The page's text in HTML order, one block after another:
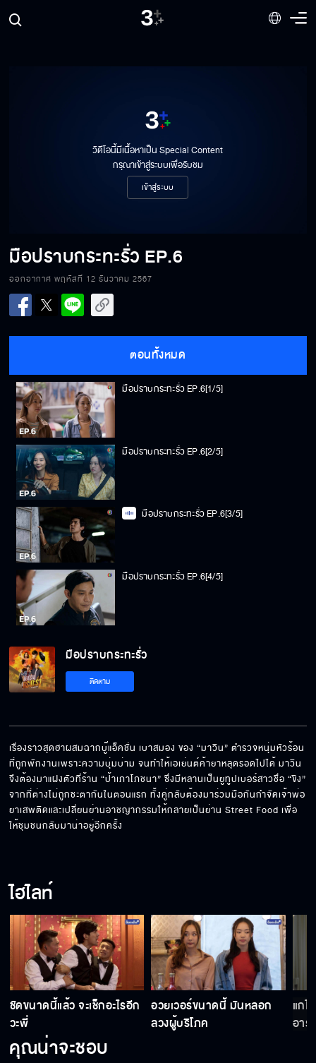
วิดีโอนี้มีเนื้อหาเป็น Special Content
กรุณาเข้าสู่ระบบเพื่อรับชม
เข้าสู่ระบบ
มือปราบกระทะรั่ว EP.6
ออกอากาศ พฤหัสที่ 12 ธันวาคม 2567
ตอนทั้งหมด
มือปราบกระทะรั่ว EP.6[1/5]
มือปราบกระทะรั่ว EP.6[2/5]
มือปราบกระทะรั่ว EP.6[3/5]
มือปราบกระทะรั่ว EP.6[4/5]
มือปราบกระทะรั่ว
ติดตาม
เรื่องราวสุดฮาผสมฉากบู๊แอ็คชั่น เบาสมอง ของ “มาวิน” ตำรวจหนุ่มหัวร้อน
ที่ถูกพักงานเพราะความบุ่มบ่าม จนทำให้เอเย่นต์ค้ายาหลุดรอดไปได้ มาวิน
จึงต้องมาแฝงตัวที่ร้าน “ป้าเภาโภชนา” ซึ่งมีหลานเป็นยูทูปเบอร์สาวชื่อ “ขิง”
จากที่ต่างไม่ถูกชะตากันในตอนแรก ทั้งคู่กลับต้องมาร่วมมือกันกำจัดเจ้าพ่อ
ยาเสพติดและเปลี่ยนย่านอาชญากรรมให้กลายเป็นย่าน Street Food เพื่อ
ให้ชุมชนกลับมาน่าอยู่อีกครั้ง
ไฮไลท์
ชัดขนาดนี้แล้ว จะเช็กอะไรอีก
วะพี่
อวยเวอร์ขนาดนี้ มันหลอก
ลวงผู้บริโภค
แก
อา
คุณน่าจะชอบ